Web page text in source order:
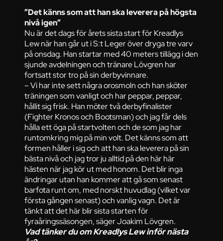
”Det känns som att han ska leverera på högsta
nivå igen”
Nu är det dags för årets sista start för Kreadlys
Lew när han går ut i S:t Leger över dryga tre varv
på onsdag. Han startar med 40 meters tillägg i den
sjunde avdelningen och tränare Lövgren har
fortsatt stor tro på sin derbyvinnare.
– Vi har inte sett några orosmoln och han sköter
träningen som vanligt och har peppar, peppar,
hållit sig frisk. Han möter två derbyfinalister
(Fighter Kronos och Bootsman) och jag får dels
hålla ett öga på startvolten och de som jag har
runtomkring mig på min volt. Det känns som att
formen håller i sig och att han ska leverera på sin
bästa nivå och jag tror ju alltid på den här här
hästen när jag kör ut med honom. Det blir inga
ändringar utan han kommer att gå som senast
barfota runt om, med norskt huvudlag (vilket var
första gången senast) och vanlig vagn. Det är
tänkt att det här blir sista starten för
fyraåringssäsongen, säger Joakim Lövgren.
Vad tänker du om Kreadlys Lew inför nästa